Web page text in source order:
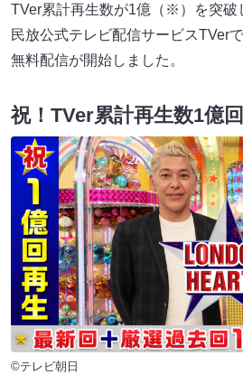
TVer累計再生数が1億（※）を突破
民放公式テレビ配信サービスTVer
無料配信が開始しました。
祝！TVer累計再生数1億回
©テレビ朝日